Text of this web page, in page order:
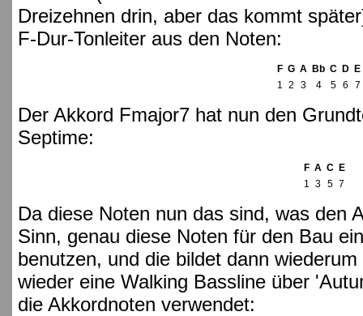
Dreizehnen drin, aber das kommt
F-Dur-Tonleiter aus den Noten:
F G A Bb C D E
1 2 3 4 5 6 7
Der Akkord Fmajor7 hat nun den
Septime:
F A C E
1 3 5 7
Da diese Noten nun das sind, was den
Sinn, genau diese Noten für den Bau
benutzen, und die bildet dann
wieder eine Walking Bassline über
die Akkordnoten verwendet: